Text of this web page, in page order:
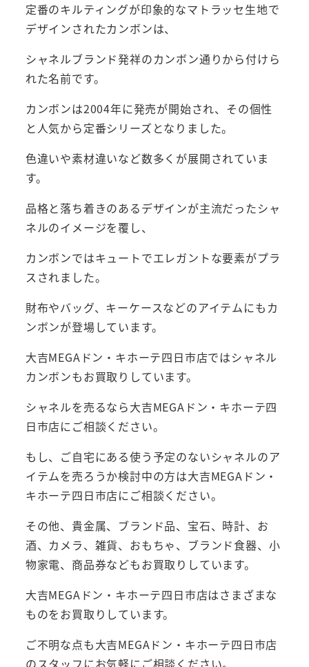
定番のキルティングが印象的なマトラッセ生地で
デザインされたカンボンは、
シャネルブランド発祥のカンボン通りから付けら
れた名前です。
カンボンは2004年に発売が開始され、その個性
と人気から定番シリーズとなりました。
色違いや素材違いなど数多くが展開されていま
す。
品格と落ち着きのあるデザインが主流だったシャ
ネルのイメージを覆し、
カンボンではキュートでエレガントな要素がプラ
スされました。
財布やバッグ、キーケースなどのアイテムにもカ
ンボンが登場しています。
大吉MEGAドン・キホーテ四日市店ではシャネル
カンボンもお買取りしています。
シャネルを売るなら大吉MEGAドン・キホーテ四
日市店にご相談ください。
もし、ご自宅にある使う予定のないシャネルのア
イテムを売ろうか検討中の方は大吉MEGAドン・
キホーテ四日市店にご相談ください。
その他、貴金属、ブランド品、宝石、時計、お
酒、カメラ、雑貨、おもちゃ、ブランド食器、小
物家電、商品券などもお買取りしています。
大吉MEGAドン・キホーテ四日市店はさまざまな
ものをお買取りしています。
ご不明な点も大吉MEGAドン・キホーテ四日市店